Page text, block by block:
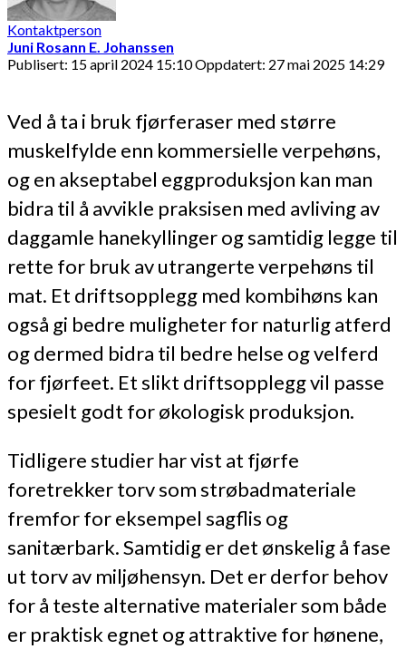
Kontaktperson
Juni Rosann E. Johanssen
Publisert: 15 april 2024 15:10Oppdatert: 27 mai 2025 14:29
Ved å ta i bruk fjørferaser med større
muskelfylde enn kommersielle verpehøns,
og en akseptabel eggproduksjon kan man
bidra til å avvikle praksisen med avliving av
daggamle hanekyllinger og samtidig legge til
rette for bruk av utrangerte verpehøns til
mat. Et driftsopplegg med kombihøns kan
også gi bedre muligheter for naturlig atferd
og dermed bidra til bedre helse og velferd
for fjørfeet. Et slikt driftsopplegg vil passe
spesielt godt for økologisk produksjon.
Tidligere studier har vist at fjørfe
foretrekker torv som strøbadmateriale
fremfor for eksempel sagflis og
sanitærbark. Samtidig er det ønskelig å fase
ut torv av miljøhensyn. Det er derfor behov
for å teste alternative materialer som både
er praktisk egnet og attraktive for hønene,